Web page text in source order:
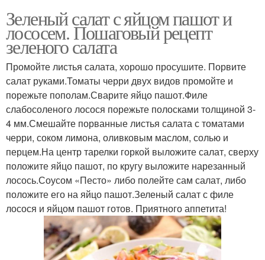
Зеленый салат с яйцом пашот и
лососем. Пошаговый рецепт
зеленого салата
Промойте листья салата, хорошо просушите. Порвите
салат руками.Томаты черри двух видов промойте и
порежьте пополам.Сварите яйцо пашот.Филе
слабосоленого лосося порежьте полосками толщиной 3-
4 мм.Смешайте порванные листья салата с томатами
черри, соком лимона, оливковым маслом, солью и
перцем.На центр тарелки горкой выложите салат, сверху
положите яйцо пашот, по кругу выложите нарезанный
лосось.Соусом «Песто» либо полейте сам салат, либо
положите его на яйцо пашот.Зеленый салат с филе
лосося и яйцом пашот готов. Приятного аппетита!